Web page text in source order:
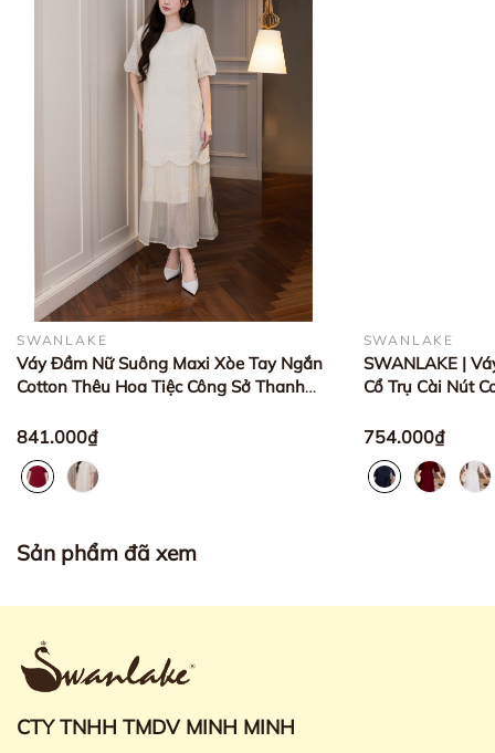
SWANLAKE
Váy Đầm Nữ Suông Maxi Xòe Tay Ngắn
Cotton Thêu Hoa Tiệc Công Sở Thanh
841.000₫
SWANLAKE
SWANLAKE |
Cổ Trụ Cài Nút
754.000₫
Sản phẩm đã xem
CTY TNHH TMDV MINH MINH